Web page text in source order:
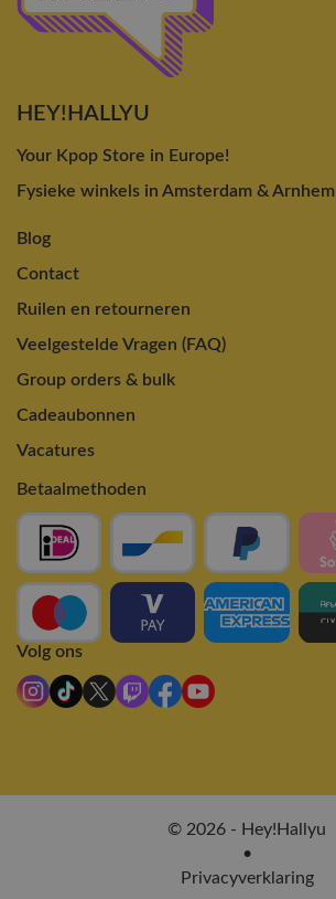
HEY!HALLYU
Your Kpop Store in Europe!
Fysieke winkels in Amsterdam & Arnhem
Blog
Contact
Ruilen en retourneren
Veelgestelde Vragen (FAQ)
Group orders & bulk
Cadeaubonnen
Vacatures
Betaalmethoden
Volg ons
© 2026 - Hey!Hallyu
•
Privacyverklaring